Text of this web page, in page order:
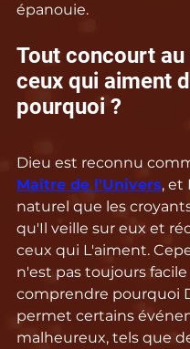
épanouie.
Tout concourt au
ceux qui aiment
pourquoi ?
Dieu est reconnu
Maître de l'Univers, et
naturel que les
qu'Il veille sur eux et
ceux qui L'aiment.
n'est pas toujours facile
comprendre pourquoi
permet certains
malheureux, tels que